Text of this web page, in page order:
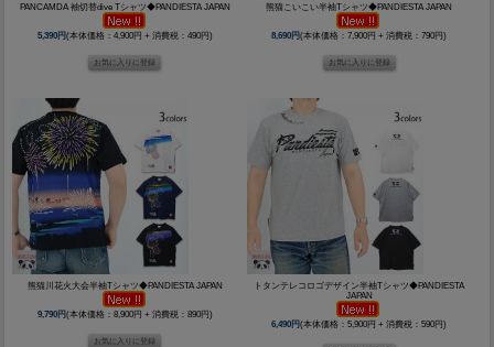
PANCAMDA 袖切替dive Tシャツ◆PANDIESTA JAPAN
5,390円(本体価格：4,900円 + 消費税：490円)
熊猫こいこい半袖Tシャツ◆PANDIESTA JAPAN
8,690円(本体価格：7,900円 + 消費税：790円)
熊猫川花火大会半袖Tシャツ◆PANDIESTA JAPAN
9,790円(本体価格：8,900円 + 消費税：890円)
トタンテレコロゴデザイン半袖Tシャツ◆PANDIESTA
JAPAN
6,490円(本体価格：5,900円 + 消費税：590円)